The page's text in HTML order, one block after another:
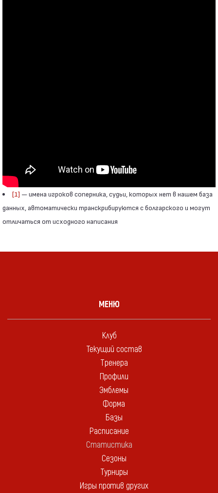
[1] — имена игроков соперника, судьи, которых нет в нашем база
данных, автоматически транскрибируются с болгарского и могут
отличаться от исходного написания
МЕНЮ
Клуб
Текущий состав
Тренера
Профили
Эмблемы
Форма
Базы
Расписание
Статистика
Сезоны
Турниры
Игры против других